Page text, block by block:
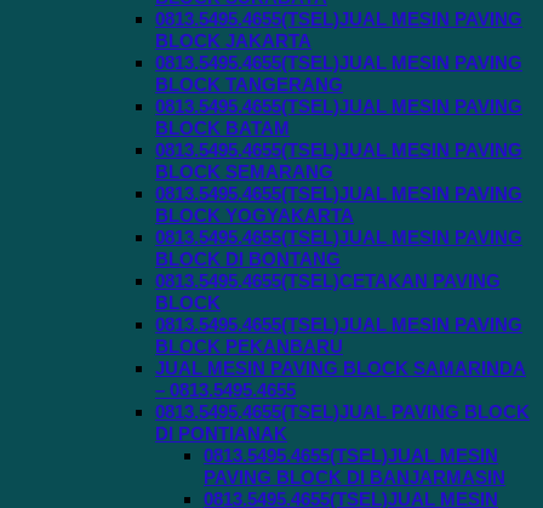
0813.5495.4655(TSEL)JUAL MESIN PAVING
BLOCK JAKARTA
0813.5495.4655(TSEL)JUAL MESIN PAVING
BLOCK TANGERANG
0813.5495.4655(TSEL)JUAL MESIN PAVING
BLOCK BATAM
0813.5495.4655(TSEL)JUAL MESIN PAVING
BLOCK SEMARANG
0813.5495.4655(TSEL)JUAL MESIN PAVING
BLOCK YOGYAKARTA
0813.5495.4655(TSEL)JUAL MESIN PAVING
BLOCK DI BONTANG
0813.5495.4655(TSEL)CETAKAN PAVING
BLOCK
0813.5495.4655(TSEL)JUAL MESIN PAVING
BLOCK PEKANBARU
JUAL MESIN PAVING BLOCK SAMARINDA
– 0813.5495.4655
0813.5495.4655(TSEL)JUAL PAVING BLOCK
DI PONTIANAK
0813.5495.4655(TSEL)JUAL MESIN
PAVING BLOCK DI BANJARMASIN
0813.5495.4655(TSEL)JUAL MESIN